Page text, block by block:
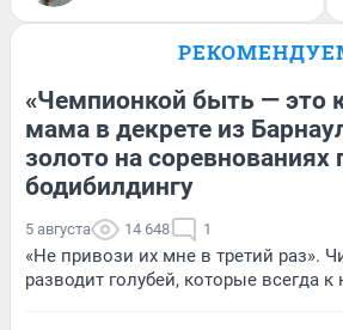
«Чемпионкой быть — это
мама в декрете из
золото на соревнованиях
бодибилдингу
5 августа 14 648 1
«Не привози их мне в третий раз».
разводит голубей, которые всегда